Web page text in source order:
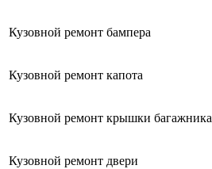
Кузовной ремонт бампера
Кузовной ремонт капота
Кузовной ремонт крышки багажника
Кузовной ремонт двери